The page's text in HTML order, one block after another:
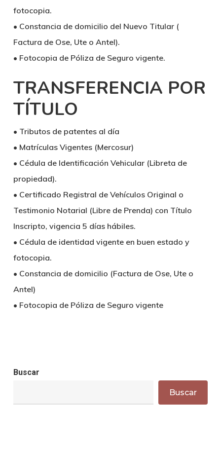
fotocopia.
• Constancia de domicilio del Nuevo Titular (
Factura de Ose, Ute o Antel).
• Fotocopia de Póliza de Seguro vigente.
TRANSFERENCIA POR
TÍTULO
• Tributos de patentes al día
• Matrículas Vigentes (Mercosur)
• Cédula de Identificación Vehicular (Libreta de
propiedad).
• Certificado Registral de Vehículos Original o
Testimonio Notarial (Libre de Prenda) con Título
Inscripto, vigencia 5 días hábiles.
• Cédula de identidad vigente en buen estado y
fotocopia.
• Constancia de domicilio (Factura de Ose, Ute o
Antel)
• Fotocopia de Póliza de Seguro vigente
Buscar
Buscar